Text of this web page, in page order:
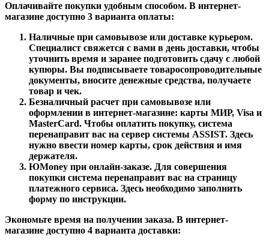
Оплачивайте покупки удобным способом. В интернет-
магазине доступно 3 варианта оплаты:
Наличные при самовывозе или доставке курьером.
Специалист свяжется с вами в день доставки, чтобы
уточнить время и заранее подготовить сдачу с любой
купюры. Вы подписываете товаросопроводительные
документы, вносите денежные средства, получаете
товар и чек.
Безналичный расчет при самовывозе или
оформлении в интернет-магазине: карты МИР, Visa и
MasterCard. Чтобы оплатить покупку, система
перенаправит вас на сервер системы ASSIST. Здесь
нужно ввести номер карты, срок действия и имя
держателя.
ЮMoney при онлайн-заказе. Для совершения
покупки система перенаправит вас на страницу
платежного сервиса. Здесь необходимо заполнить
форму по инструкции.
Экономьте время на получении заказа. В интернет-
магазине доступно 4 варианта доставки: